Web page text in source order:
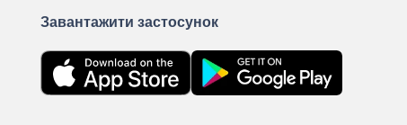
Завантажити застосунок